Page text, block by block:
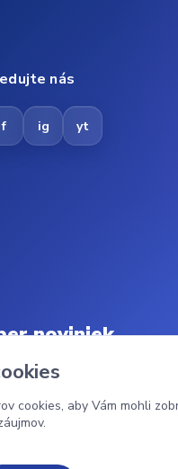
nás
f ig yt
noviniek
vyhradené
cookies, aby Vám mohli